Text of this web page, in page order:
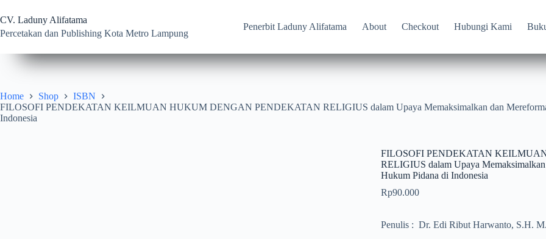
to
content
CV. Laduny Alifatama
Percetakan dan Publishing Kota Metro Lampung
Penerbit Laduny Alifatama About Checkout Hubungi Kami
Home Shop
ISBN
FILOSOFI PENDEKATAN KEILMUAN HUKUM DENGAN PENDEKATAN RELIGIUS dalam Upaya Memaksimalkan dan
Indonesia
FILOSOFI PENDEKATAN
RELIGIUS dalam Upaya Memaksimalkan
Hukum Pidana di Indonesia
Rp90.000
Penulis : Dr. Edi Ribut Harwanto, S.H.